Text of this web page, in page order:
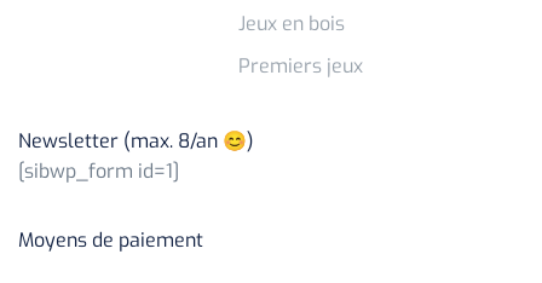
Jeux en bois
Premiers jeux
Newsletter (max. 8/an 😊)
[sibwp_form id=1]
Moyens de paiement